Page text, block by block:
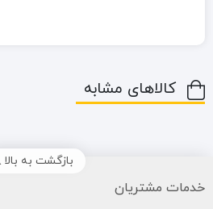
کالاهای مشابه
بازگشت به بالا
خدمات مشتریان